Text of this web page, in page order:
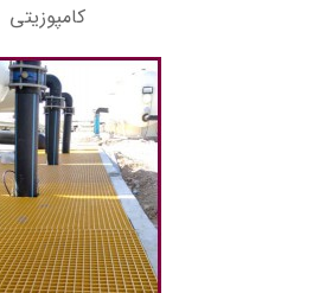
کامپوزیتی